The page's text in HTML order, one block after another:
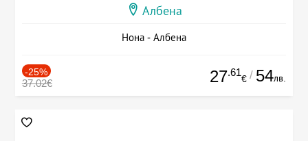
Албена
Нона - Албена
-25%
37.02€ 27.61
€ / 54лв.